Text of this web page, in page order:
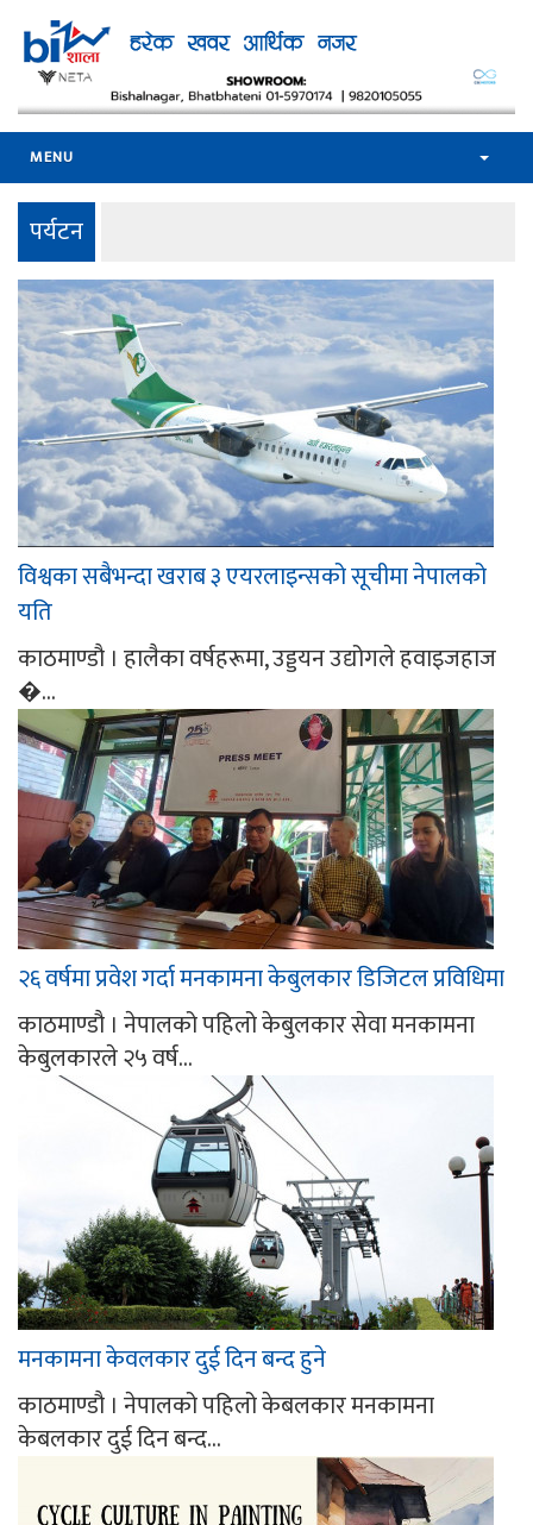
MENU
पर्यटन
विश्वका सबैभन्दा खराब ३ एयरलाइन्सको सूचीमा नेपालको
यति
काठमाण्डौ । हालैका वर्षहरूमा, उड्डयन उद्योगले हवाइजहाज
�...
२६ वर्षमा प्रवेश गर्दा मनकामना केबुलकार डिजिटल प्रविधिमा
काठमाण्डौ । नेपालको पहिलो केबुलकार सेवा मनकामना
केबुलकारले २५ वर्ष...
मनकामना केवलकार दुई दिन बन्द हुने
काठमाण्डौ । नेपालको पहिलो केबलकार मनकामना
केबलकार दुई दिन बन्द...